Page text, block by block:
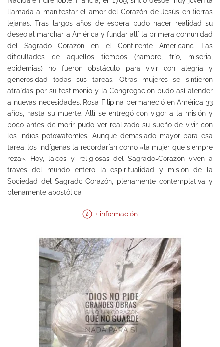
llamada a manifestar el amor del Corazón de Jesús en tierras
lejanas. Tras largos años de espera pudo hacer realidad su
deseo al marchar a América y fundar allí la primera comunidad
del Sagrado Corazón en el Continente Americano. Las
dificultades de aquellos tiempos (hambre, frío, miseria,
epidemias) no fueron obstáculo para vivir con alegría y
generosidad todas sus tareas. Otras mujeres se sintieron
atraídas por su testimonio y la Congregación pudo así atender
a nuevas necesidades. Rosa Filipina permaneció en América 33
años, hasta su muerte. Allí se entregó con vigor a la misión y
poco antes de morir pudo ver realizado su sueño de vivir con
los indios potowatomíes. Aunque demasiado mayor para esa
tarea, los indígenas la recordarían como «la mujer que siempre
reza». Hoy, laicos y religiosas del Sagrado-Corazón viven a
través del mundo entero la espiritualidad y misión de la
Sociedad del Sagrado-Corazón, plenamente contemplativa y
plenamente apostólica.
+ información